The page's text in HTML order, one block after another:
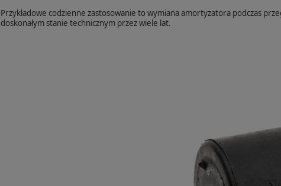
Przykładowe codzienne zastosowanie to wymiana amortyzatora podczas
doskonałym stanie technicznym przez wiele lat.